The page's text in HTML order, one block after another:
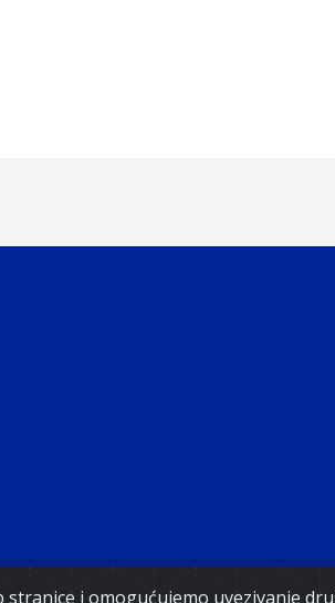
i omogućujemo uvezivanje
Vlada Federacije Bosne i